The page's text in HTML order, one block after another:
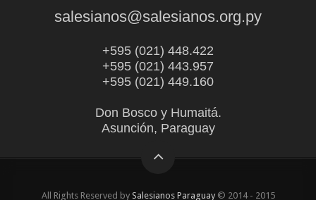
salesianos@salesianos.org.py
+595 (021) 448.422
+595 (021) 443.957
+595 (021) 449.160
Don Bosco y Humaitá.
Asunción, Paraguay
All Rights Reserved by Salesianos Paraguay© 2014 - 2015